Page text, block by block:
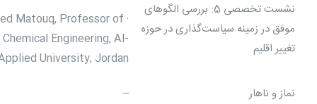
نشست تخصصی 5: بررسی الگوهای
موفق در زمینه سیاست‌گذاری در حوزه
تغییر اقلیم
Matouq, Professor of
Engineering, Al-
University, Jordan
نماز و ناهار
–